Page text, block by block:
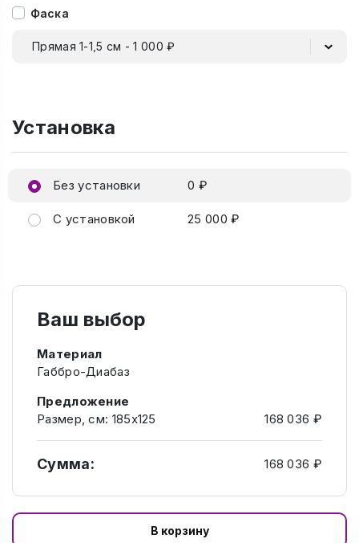
Фаска
Прямая 1-1,5 см - 1 000 ₽
Установка
Без установки 0 ₽
С установкой 25 000 ₽
Ваш выбор
Материал
Габбро-Диабаз
Предложение
Размер, см: 185х125
168 036 ₽
Сумма: 168 036 ₽
В корзину